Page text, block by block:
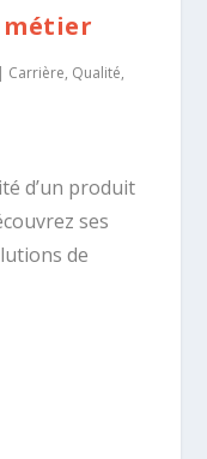
métier
| Carrière, Qualité,
d’un produit
ses
de